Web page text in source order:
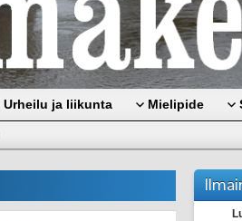
Urheilu ja liikunta Mielipide